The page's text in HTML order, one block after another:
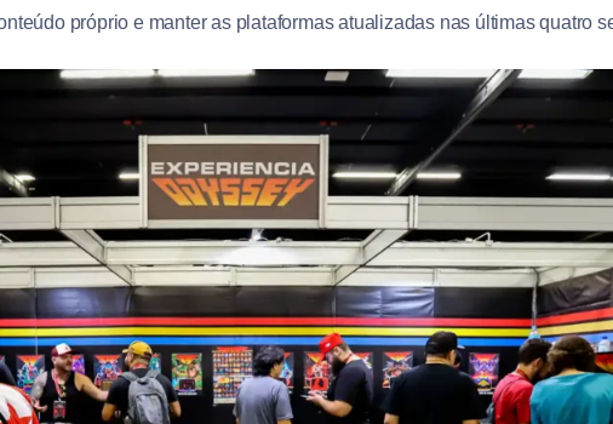
próprio e manter as plataformas atualizadas nas últimas quatro